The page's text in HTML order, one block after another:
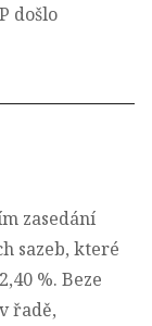
došlo
zasedání
sazeb, které
%. Beze
řadě,